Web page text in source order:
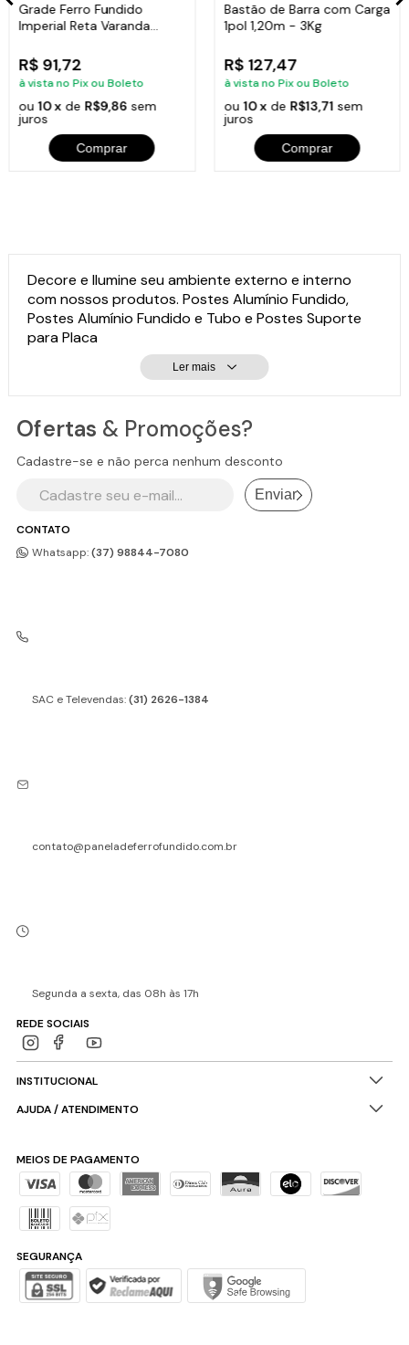
Grade Ferro Fundido
Imperial Reta Varanda
R$ 91,72
à vista no Pix ou Boleto
ou10 x de R$9,86 sem
juros
Comprar
Bastão de Barra com Carga
1pol 1,20m - 3Kg
R$ 127,47
à vista no Pix ou Boleto
ou 10 x de R$13,71 sem
juros
Comprar
Decore e Ilumine seu ambiente externo e interno
com nossos produtos. Postes Alumínio Fundido,
Postes Alumínio Fundido e Tubo e Postes Suporte
para Placa
Ler mais
CONTATO
Whatsapp:(37) 98844-7080
SAC e Televendas:(31) 2626-1384
contato@paneladeferrofundido.com.br
Segunda a sexta, das 08h às 17h
REDE SOCIAIS
INSTITUCIONAL
AJUDA / ATENDIMENTO
Ofertas & Promoções?
Cadastre-se e não perca nenhum desconto
Enviar
MEIOS DE PAGAMENTO
SEGURANÇA